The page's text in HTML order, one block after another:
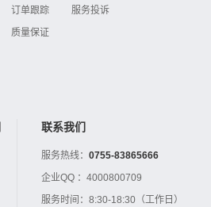
订单跟踪
质量保证
服务投诉
联系我们
服务热线： 0755-83865666
企业QQ ： 4000800709
服务时间： 8:30-18:30（工作日）